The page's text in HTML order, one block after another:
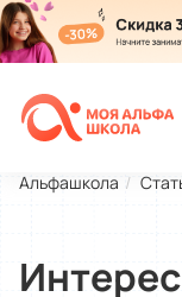
Альфашкола